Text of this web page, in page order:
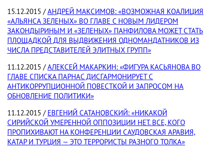
15.12.2015 /АНДРЕЙ МАКСИМОВ: «ВОЗМОЖНАЯ КОАЛИЦИЯ
«АЛЬЯНСА ЗЕЛЕНЫХ» ВО ГЛАВЕ С НОВЫМ ЛИДЕРОМ
ЗАКОНДЫРИНЫМ И «ЗЕЛЕНЫХ» ПАНФИЛОВА МОЖЕТ СТАТЬ
ПЛОЩАДКОЙ ДЛЯ ВЫДВИЖЕНИЯ ОДНОМАНДАТНИКОВ ИЗ
ЧИСЛА ПРЕДСТАВИТЕЛЕЙ ЭЛИТНЫХ ГРУПП»
11.12.2015 /АЛЕКСЕЙ МАКАРКИН: «ФИГУРА КАСЬЯНОВА ВО
ГЛАВЕ СПИСКА ПАРНАС ДИСГАРМОНИРУЕТ С
АНТИКОРРУПЦИОННОЙ ПОВЕСТКОЙ И ЗАПРОСОМ НА
ОБНОВЛЕНИЕ ПОЛИТИКИ»
11.12.2015 / ЕВГЕНИЙ САТАНОВСКИЙ: «НИКАКОЙ
СИРИЙСКОЙ УМЕРЕННОЙ ОППОЗИЦИИ НЕТ. ВСЕ, КОГО
ПРОПИХИВАЮТ НА КОНФЕРЕНЦИИ САУДОВСКАЯ АРАВИЯ,
КАТАР И ТУРЦИЯ — ЭТО ТЕРРОРИСТЫ РАЗНОГО ТОЛКА»